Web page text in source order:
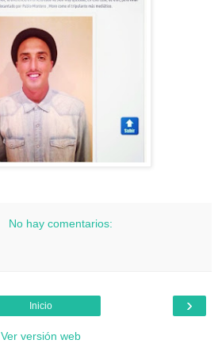
No hay comentarios:
›
Inicio
Ver versión web